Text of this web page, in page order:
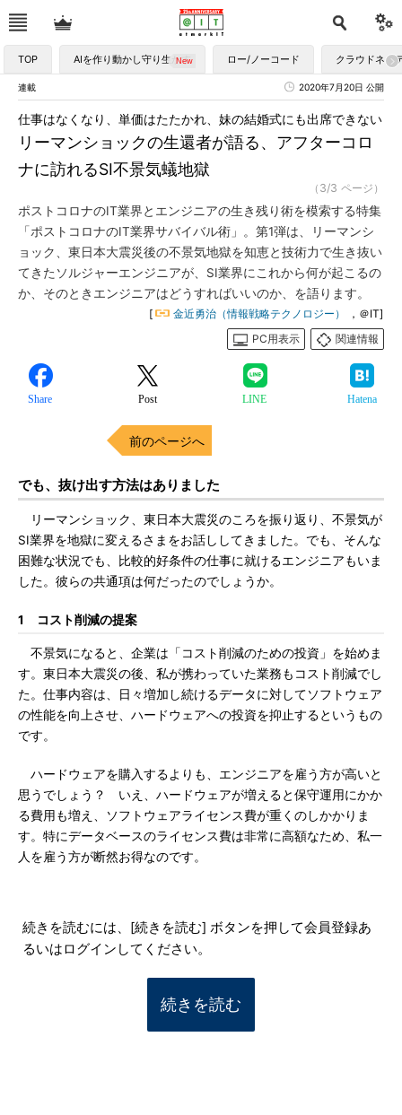
TOP AIを作り動かし守り生かす ロー/ノーコード クラウドネイ
連載 2020年7月20日 公開
リーマンショックの生還者が語る、アフターコロ
ナに訪れるSI不景気蟻地獄
仕事はなくなり、単価はたたかれ、妹の結婚式にも出席できない
（3/3 ページ）
ポストコロナのIT業界とエンジニアの生き残り術を模索する特集
「ポストコロナのIT業界サバイバル術」。第1弾は、リーマンシ
ョック、東日本大震災後の不景気地獄を知恵と技術力で生き抜い
てきたソルジャーエンジニアが、SI業界にこれから何が起こるの
か、そのときエンジニアはどうすればいいのか、を語ります。
[ 金近勇治（情報戦略テクノロジー）
，＠IT]
PC用表示
関連情報
Share Post LINE Hatena
前のページへ
でも、抜け出す方法はありました
リーマンショック、東日本大震災のころを振り返り、不景気が
SI業界を地獄に変えるさまをお話ししてきました。でも、そんな
困難な状況でも、比較的好条件の仕事に就けるエンジニアもいま
した。彼らの共通項は何だったのでしょうか。
1 コスト削減の提案
不景気になると、企業は「コスト削減のための投資」を始めま
す。東日本大震災の後、私が携わっていた業務もコスト削減でし
た。仕事内容は、日々増加し続けるデータに対してソフトウェア
の性能を向上させ、ハードウェアへの投資を抑止するというもの
です。
ハードウェアを購入するよりも、エンジニアを雇う方が高いと
思うでしょう？ いえ、ハードウェアが増えると保守運用にかか
る費用も増え、ソフトウェアライセンス費が重くのしかかりま
す。特にデータベースのライセンス費は非常に高額なため、私一
人を雇う方が断然お得なのです。
続きを読むには、[続きを読む] ボタンを押して会員登録あ
るいはログインしてください。
続きを読む